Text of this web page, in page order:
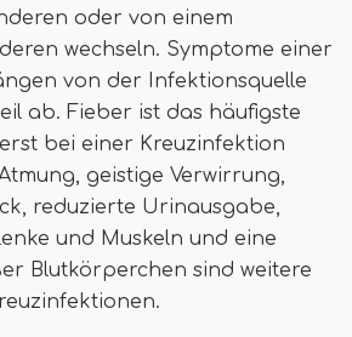
oder von einem
wechseln. Symptome einer
von der Infektionsquelle
ab. Fieber ist das häufigste
bei einer Kreuzinfektion
geistige Verwirrung,
reduzierte Urinausgabe,
und Muskeln und eine
Blutkörperchen sind weitere